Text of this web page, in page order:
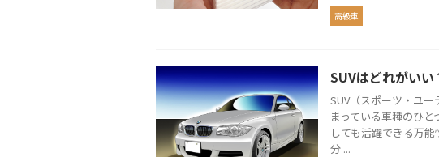
高級車
SUVはどれがい
SUV（スポーツ・ユ
まっている車種のひ
しても活躍できる万
分 ...